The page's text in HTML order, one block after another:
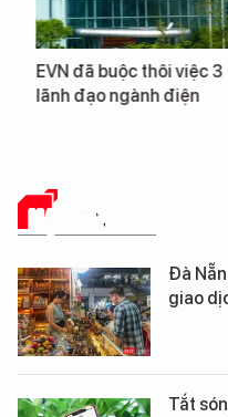
EVN đã buộc thôi việc 3
lãnh đạo ngành điện
HẠ TẦNG SỐ
Đà
giao
Tắt